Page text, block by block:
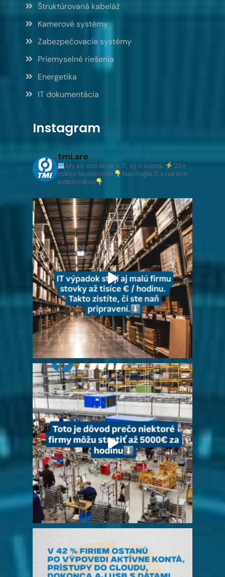
Štruktúrovaná kabeláž
Kamerové systémy
Zabezpečovacie systémy
Priemyselné riešenia
Energetika
IT dokumentácia
Instagram
tmi.sro
My sa staráme o IT, vy o biznis.
20+
rokov skúseností
Nechajte IT v rukách
odborníkov